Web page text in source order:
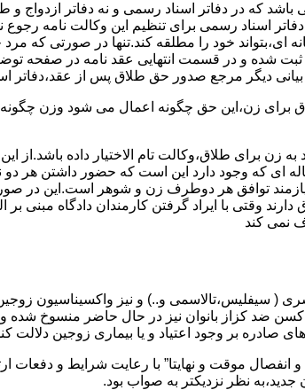
که در دفاتر اسناد رسمی و نه دفاتر ازدواج و
اسناد رسمی برای تنظیم این وکالت نامه رجوع
ای،بتواند خود را مطلقه کند.تنها در صورتی که
شده و در قسمت انتهایی عقد نامه در صفحه
بیانی دیگر مرجع صدور حق طلاق پس از عقد،دفاتر
زن،این حق چگونه اعمال می شود وزن چگونه می
برای طلاق،وکالت تام الاختیار داده باشد.از
ای که وجود دارد این است که حضور داشتن هر
توافق هر دوطرف زن و شوهر است.این در
وقتی با ایراد گرفتن کارمندان دادگاه مبنی
نمی کند
ضد کزاز بانوان نیز در حال حاضر منسوخ
صادره بر وجود اعتیاد و یا بیماری زوجین دلالت
انفصال موقت و نهایتا” با رعایت شرایط و
نظر نزدیکتر به صواب بود.